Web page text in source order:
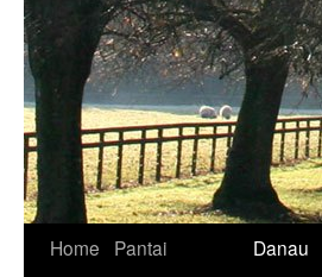
Home
Pantai
Danau